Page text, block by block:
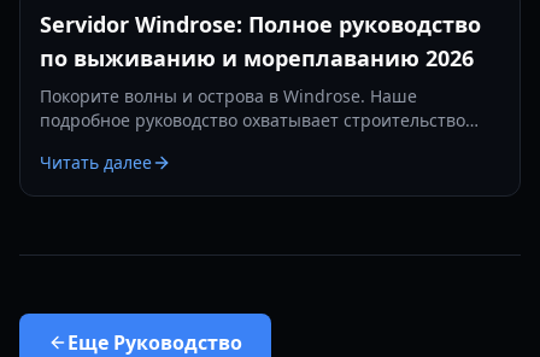
Servidor Windrose: Полное руководство
по выживанию и мореплаванию 2026
Покорите волны и острова в Windrose. Наше
подробное руководство охватывает строительство
году.
Читать далее
Еще Руководство